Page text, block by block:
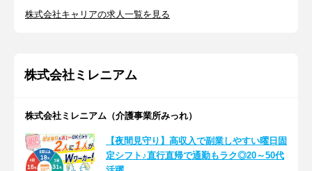
株式会社キャリアの求人一覧を見る
株式会社ミレニアム
株式会社ミレニアム（介護事業所みっれ）
【夜間見守り】高収入で副業しやすい曜日固
定シフト♪直行直帰で通勤もラク◎20～50代